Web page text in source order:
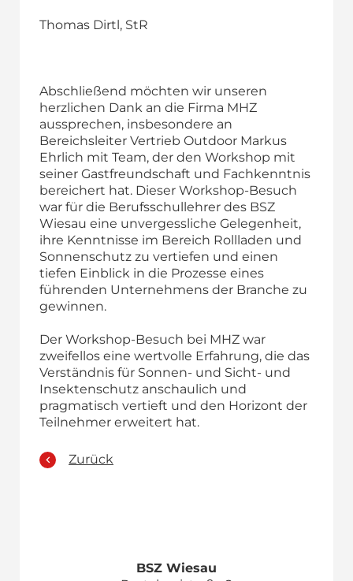
Thomas Dirtl, StR
Abschließend möchten wir unseren
herzlichen Dank an die Firma MHZ
aussprechen, insbesondere an
Bereichsleiter Vertrieb Outdoor Markus
Ehrlich mit Team, der den Workshop mit
seiner Gastfreundschaft und Fachkenntnis
bereichert hat. Dieser Workshop-Besuch
war für die Berufsschullehrer des BSZ
Wiesau eine unvergessliche Gelegenheit,
ihre Kenntnisse im Bereich Rollladen und
Sonnenschutz zu vertiefen und einen
tiefen Einblick in die Prozesse eines
führenden Unternehmens der Branche zu
gewinnen.
Der Workshop-Besuch bei MHZ war
zweifellos eine wertvolle Erfahrung, die das
Verständnis für Sonnen- und Sicht- und
Insektenschutz anschaulich und
pragmatisch vertieft und den Horizont der
Teilnehmer erweitert hat.
Zurück
BSZ Wiesau